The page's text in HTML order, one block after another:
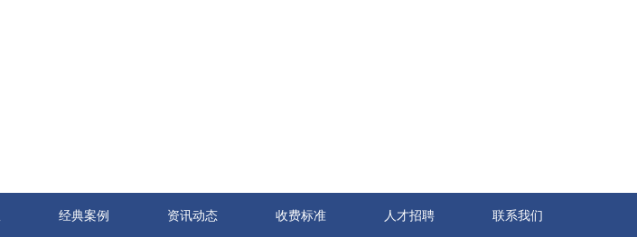
经典案例 资讯动态 收费标准 人才招聘 联系我们